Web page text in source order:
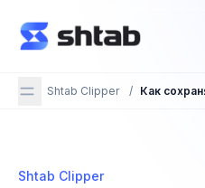
содержимому
Shtab Clipper /
Как сохранять текст и
Shtab Clipper